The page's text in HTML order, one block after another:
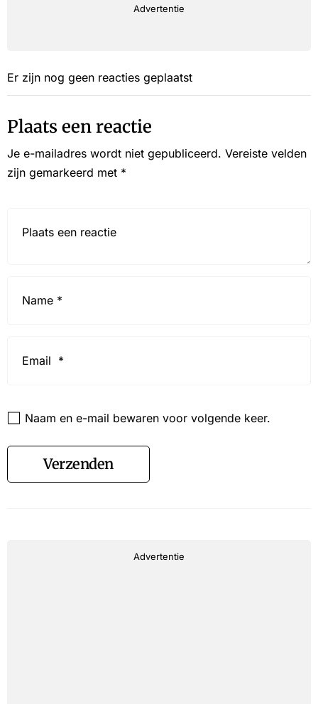
Advertentie
Er zijn nog geen reacties geplaatst
Plaats een reactie
Je e-mailadres wordt niet gepubliceerd. Vereiste velden
zijn gemarkeerd met *
Naam en e-mail bewaren voor volgende keer.
Verzenden
Advertentie